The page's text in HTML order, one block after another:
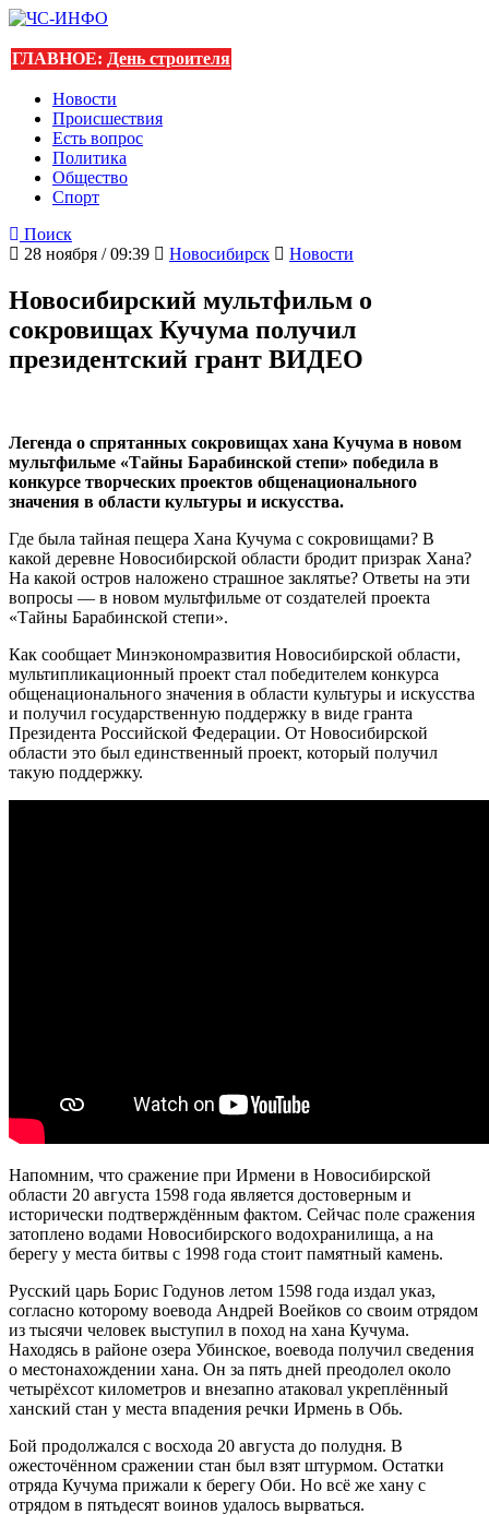
ГЛАВНОЕ: День строителя
Новости
Происшествия
Есть вопрос
Политика
Общество
Спорт
Поиск
28 ноября / 09:39
Новосибирск Новости
Новосибирский мультфильм о
сокровищах Кучума получил
президентский грант ВИДЕО
Легенда о спрятанных сокровищах хана Кучума в новом
мультфильме «Тайны Барабинской степи» победила в
конкурсе творческих проектов общенационального
значения в области культуры и искусства.
Где была тайная пещера Хана Кучума с сокровищами? В
какой деревне Новосибирской области бродит призрак Хана?
На какой остров наложено страшное заклятье? Ответы на эти
вопросы — в новом мультфильме от создателей проекта
«Тайны Барабинской степи».
Как сообщает Минэкономразвития Новосибирской области,
мультипликационный проект стал победителем конкурса
общенационального значения в области культуры и искусства
и получил государственную поддержку в виде гранта
Президента Российской Федерации. От Новосибирской
области это был единственный проект, который получил
такую поддержку.
Напомним, что сражение при Ирмени в Новосибирской
области 20 августа 1598 года является достоверным и
исторически подтверждённым фактом. Сейчас поле сражения
затоплено водами Новосибирского водохранилища, а на
берегу у места битвы с 1998 года стоит памятный камень.
Русский царь Борис Годунов летом 1598 года издал указ,
согласно которому воевода Андрей Воейков со своим отрядом
из тысячи человек выступил в поход на хана Кучума.
Находясь в районе озера Убинское, воевода получил сведения
о местонахождении хана. Он за пять дней преодолел около
четырёхсот километров и внезапно атаковал укреплённый
ханский стан у места впадения речки Ирмень в Обь.
Бой продолжался с восхода 20 августа до полудня. В
ожесточённом сражении стан был взят штурмом. Остатки
отряда Кучума прижали к берегу Оби. Но всё же хану с
отрядом в пятьдесят воинов удалось вырваться.